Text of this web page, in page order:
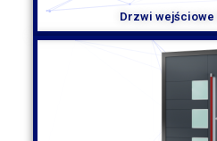
które będą harmonizować z
Podsumowując, rolety Złotoryja
rozwiązanie, które wpływa na
wnętrza. Dostępne w różnych
pomieszczeniach, ochronę przed
Drzwi wejściowe